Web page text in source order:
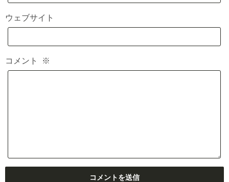
ウェブサイト
コメント ※